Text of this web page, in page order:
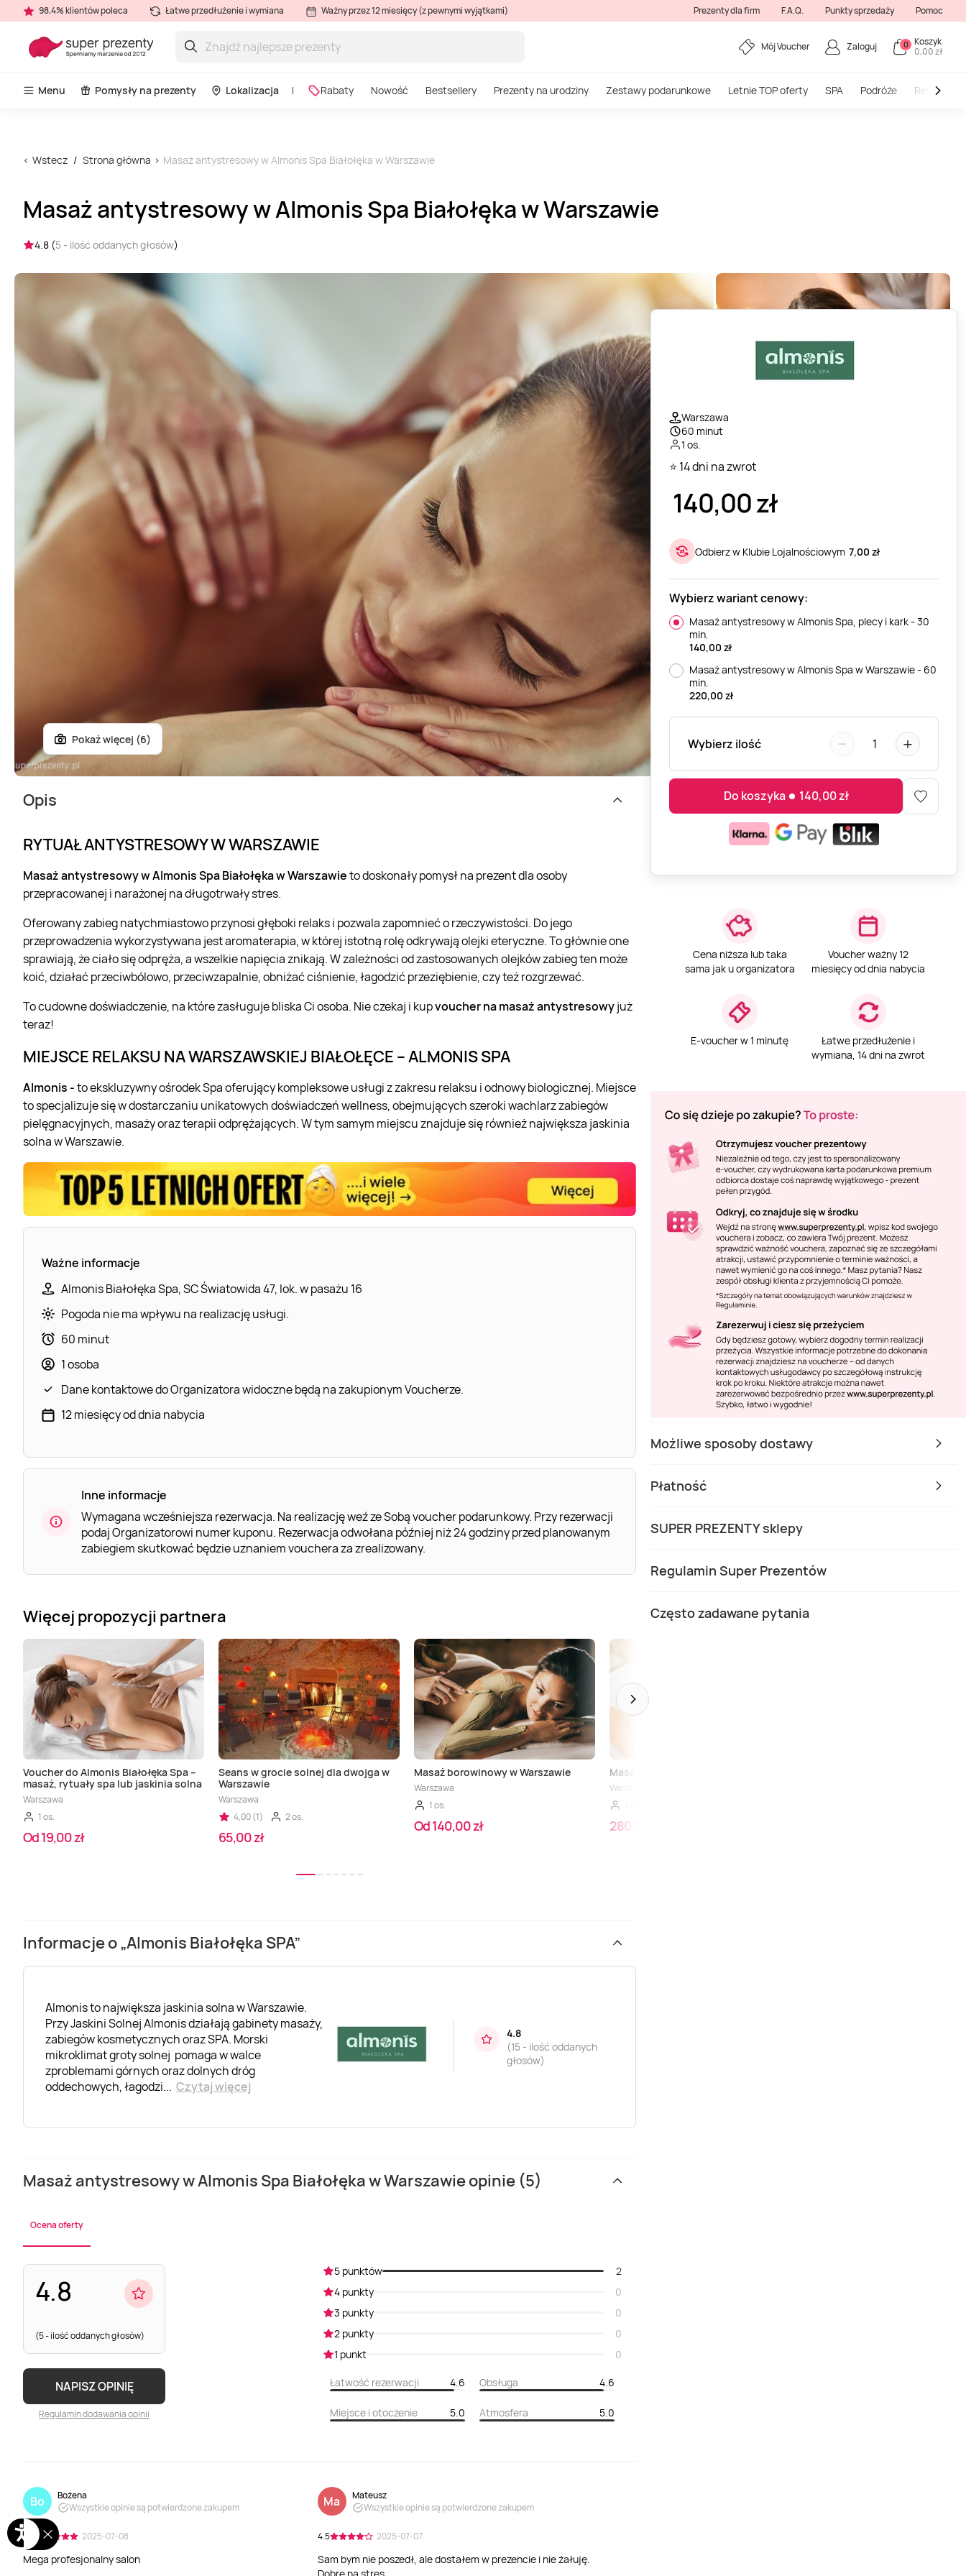
98,4% klientów poleca Łatwe przedłużenie i wymiana Ważny przez 12 miesięcy (z pewnymi wyjątkami) Prezenty dla firm F.A.Q. Punkty sprzedaży Pomoc
Mój Voucher Zaloguj 0 Koszyk
0,00 zł
Menu Pomysły na prezenty Lokalizacja Rabaty Nowość Bestsellery Prezenty na urodziny Zestawy podarunkowe Letnie TOP oferty SPA Podróże
Wstecz Strona główna Masaż antystresowy w Almonis Spa Białołęka w Warszawie
Masaż antystresowy w Almonis Spa Białołęka w Warszawie
4.8 (5 - ilość oddanych głosów)
Pokaż więcej (6)
Warszawa
60 minut
1 os.
⭐ 14 dni na zwrot
140,00zł
Odbierz w Klubie Lojalnościowym 7,00 zł
Wybierz wariant cenowy:
Masaż antystresowy w Almonis Spa, plecy i kark - 30
min.
140,00 zł
Masaż antystresowy w Almonis Spa w Warszawie - 60
min.
220,00 zł
Wybierz ilość − 1 +
Do koszyka 140,00zł
Cena niższa lub taka
sama jak u organizatora
Voucher ważny 12
miesięcy od dnia nabycia
E-voucher w 1 minutę
Łatwe przedłużenie i
wymiana, 14 dni na zwrot
Możliwe sposoby dostawy
Płatność
SUPER PREZENTY sklepy
Regulamin Super Prezentów
Często zadawane pytania
Opis
RYTUAŁ ANTYSTRESOWY W WARSZAWIE
Masaż antystresowy w Almonis Spa Białołęka w Warszawieto doskonały pomysł na prezent dla osoby
przepracowanej i narażonej na długotrwały stres.
Oferowany zabieg natychmiastowo przynosi głęboki relaks i pozwala zapomnieć o rzeczywistości. Do jego
przeprowadzenia wykorzystywana jest aromaterapia, w której istotną rolę odkrywają olejki eteryczne. To głównie one
sprawiają, że ciało się odpręża, a wszelkie napięcia znikają. W zależności od zastosowanych olejków zabieg ten może
koić, działać przeciwbólowo, przeciwzapalnie, obniżać ciśnienie, łagodzić przeziębienie, czy też rozgrzewać.
To cudowne doświadczenie, na które zasługuje bliska Ci osoba. Nie czekaj i kupvoucher na masaż antystresowyjuż
teraz!
MIEJSCE RELAKSU NA WARSZAWSKIEJ BIAŁOŁĘCE – ALMONIS SPA
Almonis -to ekskluzywny ośrodek Spa oferujący kompleksowe usługi z zakresu relaksu i odnowy biologicznej. Miejsce
to specjalizuje się w dostarczaniu unikatowych doświadczeń wellness, obejmujących szeroki wachlarz zabiegów
pielęgnacyjnych, masaży oraz terapii odprężających. W tym samym miejscu znajduje się również największa jaskinia
solna w Warszawie.
Ważne informacje
Almonis Białołęka Spa, SC Światowida 47, lok. w pasażu 16
Pogoda nie ma wpływu na realizację usługi.
60 minut
1 osoba
Dane kontaktowe do Organizatora widoczne będą na zakupionym Voucherze.
12 miesięcy od dnia nabycia
Inne informacje
Wymagana wcześniejsza rezerwacja. Na realizację weź ze Sobą voucher podarunkowy. Przy rezerwacji
podaj Organizatorowi numer kuponu. Rezerwacja odwołana później niż 24 godziny przed planowanym
zabiegiem skutkować będzie uznaniem vouchera za zrealizowany.
Więcej propozycji partnera
Voucher do Almonis Białołęka Spa –
masaż, rytuały spa lub jaskinia solna
Warszawa
1 os.
Od 19,00 zł
Seans w grocie solnej dla dwojga w
Warszawie
Warszawa
4,00 (1)
2 os.
65,00 zł
Masaż borowinowy w Warszawie
Warszawa
1 os.
Od 140,00 zł
Masaż Kobido w Warszawie – Almonis
Warszawa
280,00 zł
Informacje o „Almonis Białołęka SPA”
Almonis to największa jaskinia solna w Warszawie.
Przy Jaskini Solnej Almonis działają gabinety masaży,
zabiegów kosmetycznych oraz SPA. Morski
mikroklimat groty solnej pomaga w walce
zproblemami górnych oraz dolnych dróg
oddechowych, łagodzi... Czytaj więcej
4.8
(15 - ilość oddanych
głosów)
Masaż antystresowy w Almonis Spa Białołęka w Warszawie opinie (5)
Ocena oferty
4.8
(5 - ilość oddanych głosów)
NAPISZ OPINIĘ
Regulamin dodawania opinii
5 punktów
2
4 punkty
0
3 punkty
0
2 punkty
0
1 punkt
0
Łatwość rezerwacji 4.6 Obsługa 4.6
Miejsce i otoczenie 5.0 Atmosfera 5.0
Bo
Bożena
Wszystkie opinie są potwierdzone zakupem
5.0 · 2025-07-08
Mega profesjonalny salon
Ma
Mateusz
Wszystkie opinie są potwierdzone zakupem
4.5 · 2025-07-07
Sam bym nie poszedł, ale dostałem w prezencie i nie żałuję.